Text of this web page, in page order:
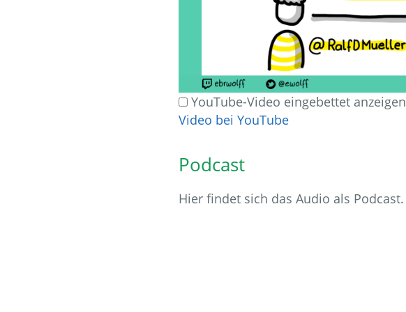
YouTube-Video eingebettet anzeigen
Video bei YouTube
Podcast
Hier findet sich das Audio als Podcast.